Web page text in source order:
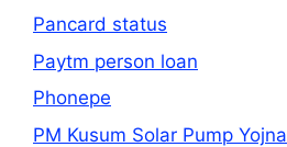
Pancard status
Paytm person loan
Phonepe
PM Kusum Solar Pump Yojna